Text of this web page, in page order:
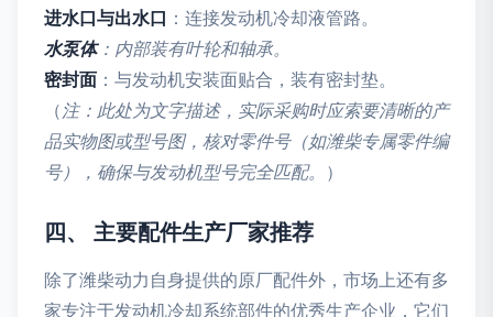
进水口与出水口 ：连接发动机冷却液管路。
水泵体：内部装有叶轮和轴承。
密封面 ：与发动机安装面贴合，装有密封垫。
（注：此处为文字描述，实际采购时应索要清晰的产
品实物图或型号图，核对零件号（如潍柴专属零件编
号），确保与发动机型号完全匹配。 ）
四、 主要配件生产厂家推荐
除了潍柴动力自身提供的原厂配件外，市场上还有多
家专注于发动机冷却系统部件的优秀生产企业，它们